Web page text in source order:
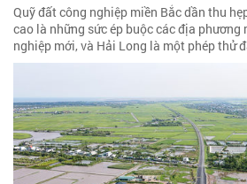
Quỹ đất công nghiệp miền Bắc dần thu
cao là những sức ép buộc các địa phương
nghiệp mới, và Hải Long là một phép thử